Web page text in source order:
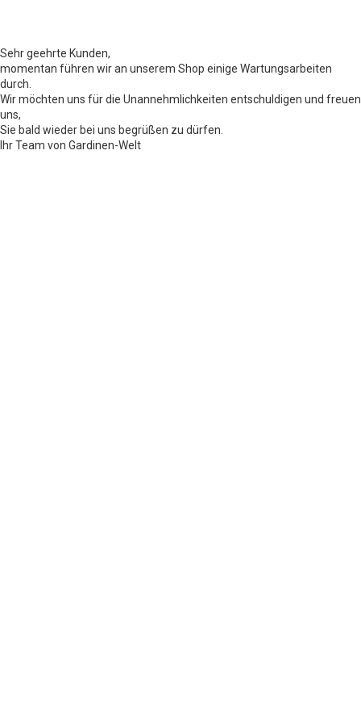
Sehr geehrte Kunden,
momentan führen wir an unserem Shop einige Wartungsarbeiten
durch.
Wir möchten uns für die Unannehmlichkeiten entschuldigen und freuen
uns,
Sie bald wieder bei uns begrüßen zu dürfen.
Ihr Team von Gardinen-Welt